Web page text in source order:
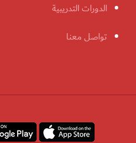
الدورات التدريبية
تواصل معنا